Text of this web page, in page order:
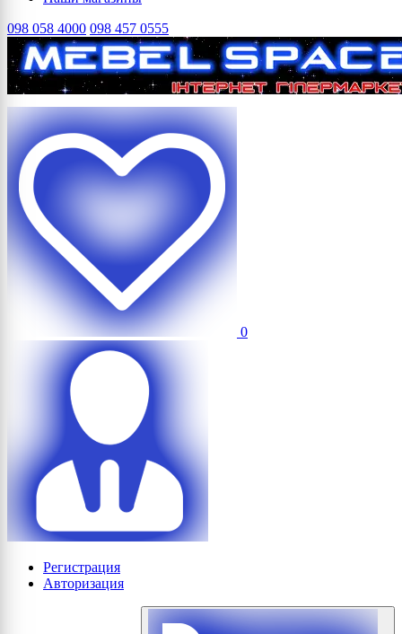
098 058 4000 098 457 0555
0
Регистрация
Авторизация